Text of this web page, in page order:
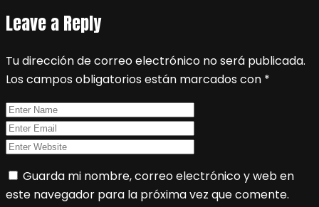
Leave a Reply
Tu dirección de correo electrónico no será publicada.
Los campos obligatorios están marcados con *
Guarda mi nombre, correo electrónico y web en
este navegador para la próxima vez que comente.